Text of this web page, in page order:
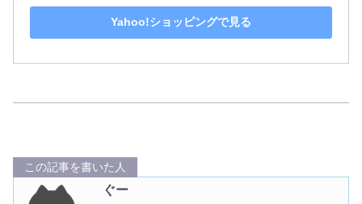
Yahoo!ショッピングで見る
この記事を書いた人
ぐー